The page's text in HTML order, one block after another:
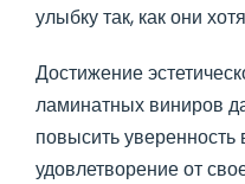
улыбку так, как они
Достижение
ламинатных виниров
повысить уверенность
удовлетворение от